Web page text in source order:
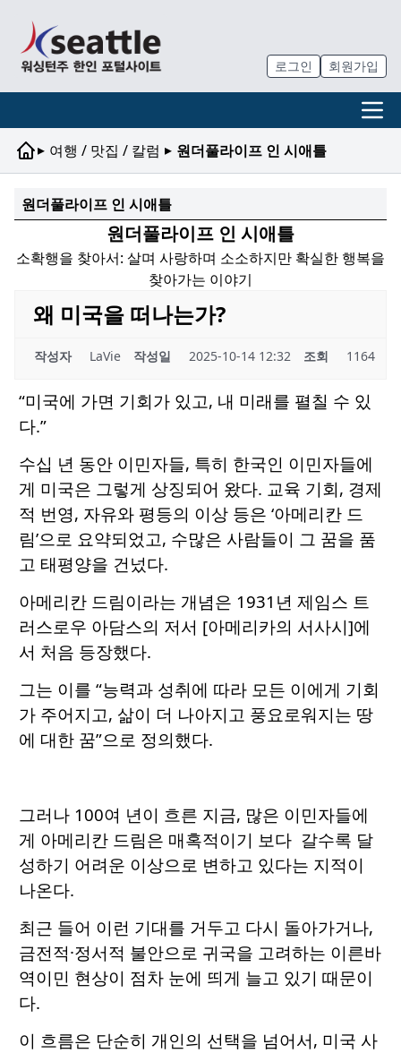
로그인 회원가입
▸ 여행 / 맛집 / 칼럼 ▸ 원더풀라이프 인 시애틀
원더풀라이프 인 시애틀
원더풀라이프 인 시애틀
소확행을 찾아서: 살며 사랑하며 소소하지만 확실한 행복을
찾아가는 이야기
왜 미국을 떠나는가?
작성자 LaVie 작성일 2025-10-14 12:32 조회 1164
“미국에 가면 기회가 있고, 내 미래를 펼칠 수 있
다.”
수십 년 동안 이민자들, 특히 한국인 이민자들에
게 미국은 그렇게 상징되어 왔다. 교육 기회, 경제
적 번영, 자유와 평등의 이상 등은 ‘아메리칸 드
림’으로 요약되었고, 수많은 사람들이 그 꿈을 품
고 태평양을 건넜다.
아메리칸 드림이라는 개념은 1931년 제임스 트
러스로우 아담스의 저서 [아메리카의 서사시]에
서 처음 등장했다.
그는 이를 “능력과 성취에 따라 모든 이에게 기회
가 주어지고, 삶이 더 나아지고 풍요로워지는 땅
에 대한 꿈”으로 정의했다.
그러나 100여 년이 흐른 지금, 많은 이민자들에
게 아메리칸 드림은 매혹적이기 보다 갈수록 달
성하기 어려운 이상으로 변하고 있다는 지적이
나온다.
최근 들어 이런 기대를 거두고 다시 돌아가거나,
금전적·정서적 불안으로 귀국을 고려하는 이른바
역이민 현상이 점차 눈에 띄게 늘고 있기 때문이
다.
이 흐름은 단순히 개인의 선택을 넘어서, 미국 사